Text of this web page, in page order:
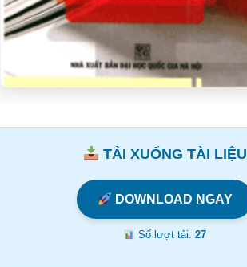
TẢI XUỐNG TÀI LIỆU
DOWNLOAD NGAY
Số lượt tải: 27